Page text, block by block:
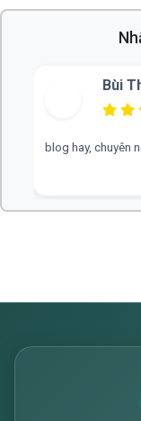
Bùi
blog hay, chuyên